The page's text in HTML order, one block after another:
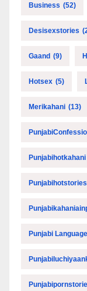
Business (52)
Desisexstories
Gaand (9)
Hotsex (5)
Merikahani (13)
Punjabihotkahani
Punjabihotstories
Punjabi Language